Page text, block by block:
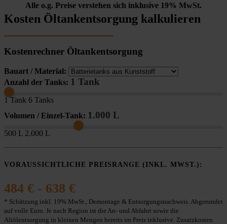
Alle o.g. Preise verstehen sich inklusive 19% MwSt.
Kosten Öltankentsorgung kalkulieren
Kostenrechner Öltankentsorgung
Bauart / Material:
Anzahl der Tanks: 1 Tank
1 Tank 6 Tanks
Volumen / Einzel-Tank: 1.000 L
500 L 2.000 L
VORAUSSICHTLICHE PREISRANGE (INKL. MWST.):
484 € - 638 €
* Schätzung inkl. 19% MwSt., Demontage & Entsorgungsnachweis. Abgerundet
auf volle Euro. Je nach Region ist die An- und Abfahrt sowie die
Altölentsorgung in kleinen Mengen bereits im Preis inklusive. Zusatzkosten